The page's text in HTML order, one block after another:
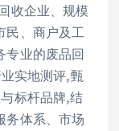
收企业、规模
民、商户及工
专业的废品回
实地测评,甄
标杆品牌,结
务体系、市场